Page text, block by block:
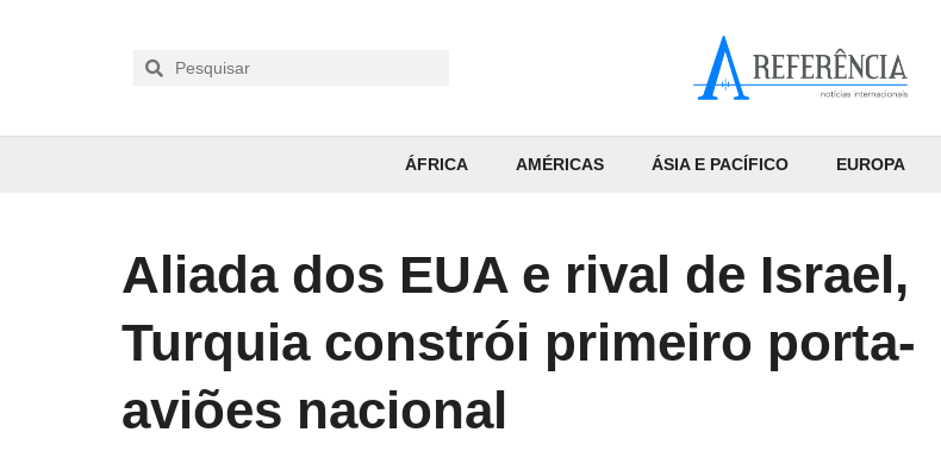
ÁFRICA AMÉRICAS ÁSIA E PACÍFICO EUROPA
Aliada dos EUA e rival de Israel,
Turquia constrói primeiro porta-
aviões nacional